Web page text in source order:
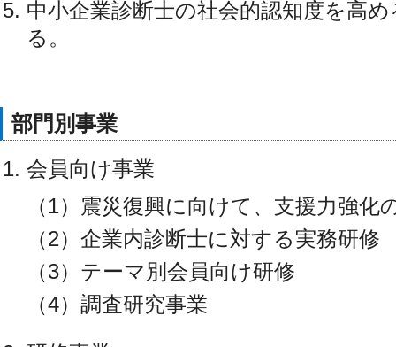
中小企業診断士の社会的認知度を高
る。
部門別事業
会員向け事業
（1）震災復興に向けて、支援力強化
（2）企業内診断士に対する実務研修
（3）テーマ別会員向け研修
（4）調査研究事業